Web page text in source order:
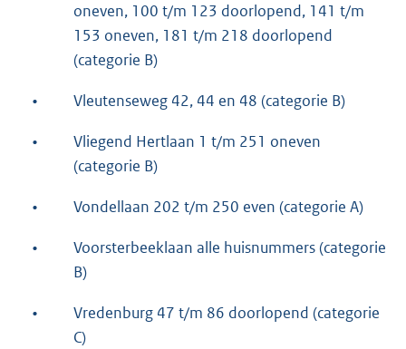
oneven, 100 t/m 123 doorlopend, 141 t/m
153 oneven, 181 t/m 218 doorlopend
(categorie B)
• Vleutenseweg 42, 44 en 48 (categorie B)
•
Vliegend Hertlaan 1 t/m 251 oneven
(categorie B)
• Vondellaan 202 t/m 250 even (categorie A)
•
Voorsterbeeklaan alle huisnummers (categorie
B)
•
Vredenburg 47 t/m 86 doorlopend (categorie
C)